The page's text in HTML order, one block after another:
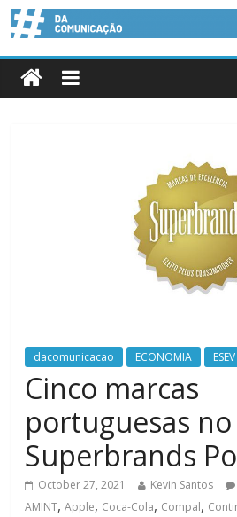
dacomunicacao ECONOMIA ESEV
Cinco marcas
portuguesas
Superbrands
October 27, 2021 Kevin Santos
AMINT,Apple, Coca-Cola, Compal,